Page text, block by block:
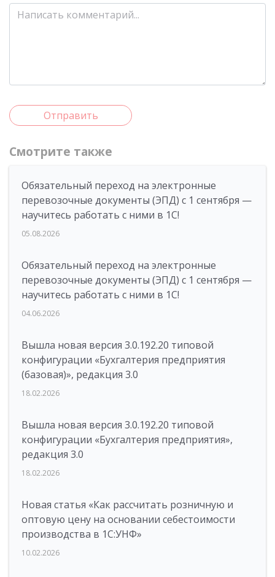
Отправить
Смотрите также
Обязательный переход на электронные
перевозочные документы (ЭПД) с 1 сентября —
научитесь работать с ними в 1С!
05.08.2026
Обязательный переход на электронные
перевозочные документы (ЭПД) с 1 сентября —
научитесь работать с ними в 1С!
04.06.2026
Вышла новая версия 3.0.192.20 типовой
конфигурации «Бухгалтерия предприятия
(базовая)», редакция 3.0
18.02.2026
Вышла новая версия 3.0.192.20 типовой
конфигурации «Бухгалтерия предприятия»,
редакция 3.0
18.02.2026
Новая статья «Как рассчитать розничную и
оптовую цену на основании себестоимости
производства в 1С:УНФ»
10.02.2026